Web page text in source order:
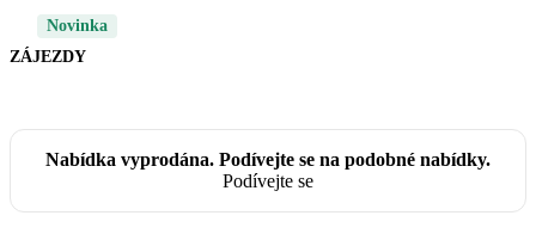
Novinka
ZÁJEZDY
Nabídka vyprodána. Podívejte se na podobné nabídky.
Podívejte se